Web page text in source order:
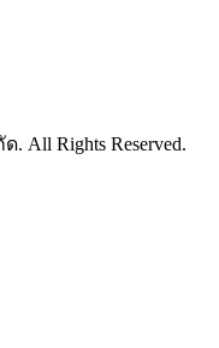
All Rights Reserved.